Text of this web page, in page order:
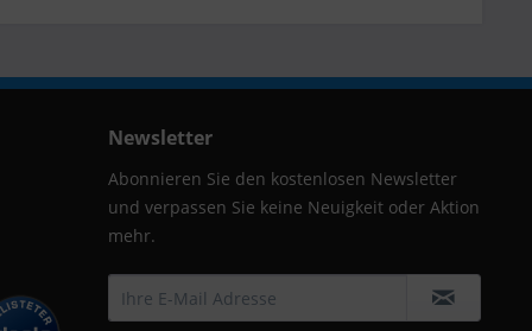
Newsletter
Abonnieren Sie den kostenlosen Newsletter
und verpassen Sie keine Neuigkeit oder Aktion
mehr.